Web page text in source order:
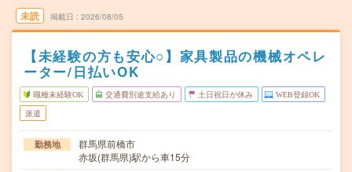
未読 掲載日 2026/08/05
【未経験の方も安心○】家具製品の機械オペレ
ーター/日払いOK
職種未経験OK 交通費別途支給あり 土日祝日が休み WEB登録OK
派遣
勤務地
群馬県前橋市
赤坂(群馬県)駅から車15分